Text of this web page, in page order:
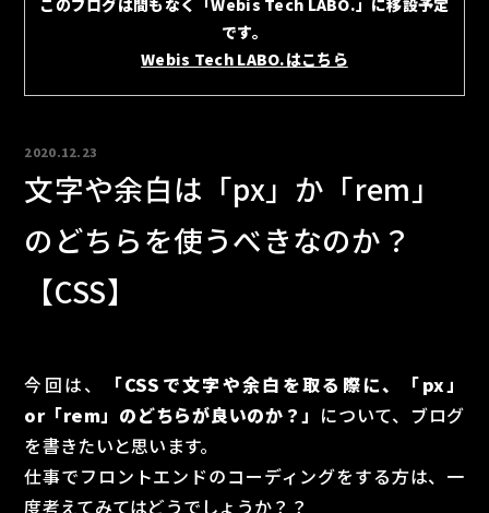
です。
Webis Tech LABO.はこちら
2020.12.23
文字や余白は「px」か「rem」
のどちらを使うべきなのか？
【CSS】
今回は、
「CSSで文字や余白を取る際に、「px」
or「rem」のどちらが良いのか？」 について、ブログ
を書きたいと思います。
仕事でフロントエンドのコーディングをする方は、一
度考えてみてはどうでしょうか？？